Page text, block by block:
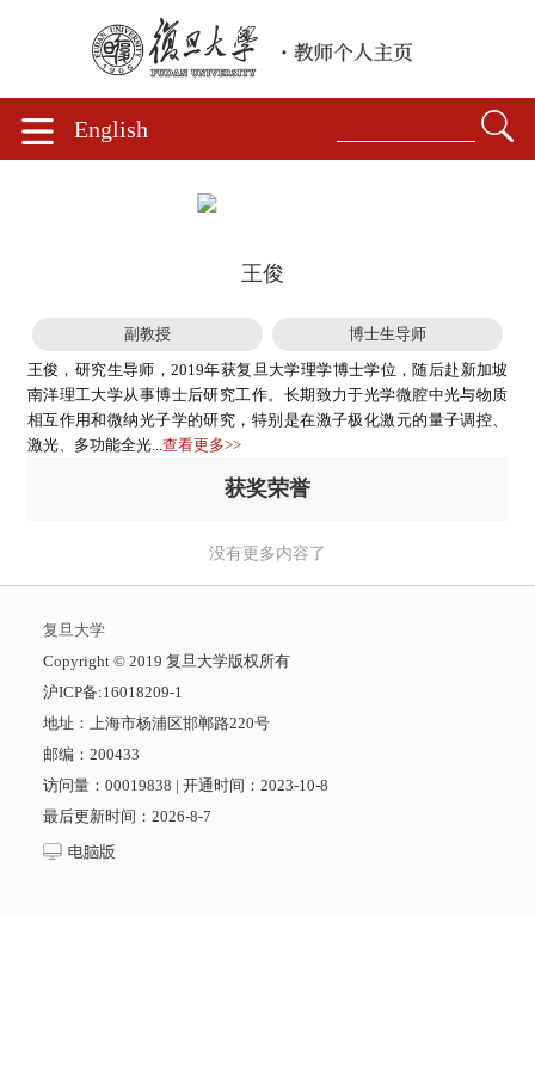
English
王俊
副教授
博士生导师
王俊，研究生导师，2019年获复旦大学理学博士学位，随后赴新加坡
南洋理工大学从事博士后研究工作。长期致力于光学微腔中光与物质
相互作用和微纳光子学的研究，特别是在激子极化激元的量子调控、
激光、多功能全光... 查看更多>>
获奖荣誉
没有更多内容了
复旦大学
​Copyright © 2019 复旦大学版权所有
沪ICP备:16018209-1
地址：上海市杨浦区邯郸路220号
邮编：200433
访问量： 00019838 | 开通时间： 2023-10-8
最后更新时间： 2026-8-7